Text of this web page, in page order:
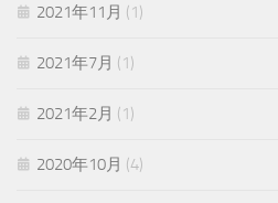
2021年11月 (1)
2021年7月 (1)
2021年2月 (1)
2020年10月 (4)